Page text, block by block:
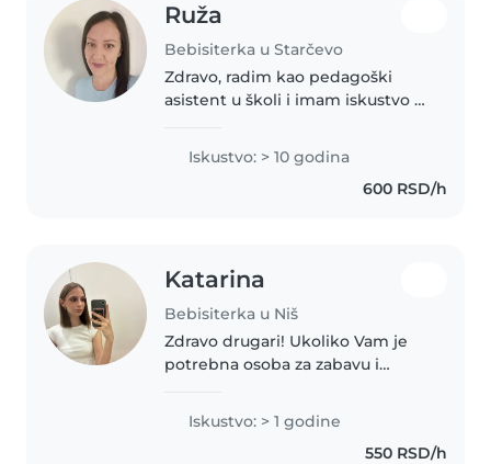
Ruža
Bebisiterka u Starčevo
Zdravo, radim kao pedagoški
asistent u školi i imam iskustvo u
kojoj je potrebna dodatna
podrška. Tokom leta nudim: •
Iskustvo: > 10 godina
600 RSD/h
Katarina
Bebisiterka u Niš
Zdravo drugari! Ukoliko Vam je
potrebna osoba za zabavu i
životinje i kreativne stvari,
kontaktirajte me.
Iskustvo: > 1 godine
550 RSD/h